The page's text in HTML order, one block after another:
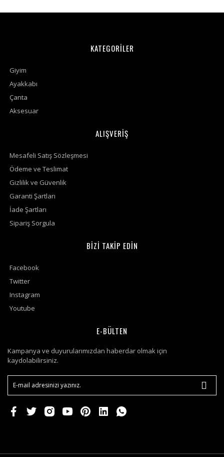
KATEGORİLER
Giyim
Ayakkabı
Çanta
Aksesuar
ALIŞVERİŞ
Mesafeli Satış Sözleşmesi
Ödeme ve Teslimat
Gizlilik ve Güvenlik
Garanti Şartları
İade Şartları
Sipariş Sorgula
BİZİ TAKİP EDİN
Facebook
Twitter
Instagram
Youtube
E-BÜLTEN
Kampanya ve duyurularımızdan haberdar olmak için
kaydolabilirsiniz.